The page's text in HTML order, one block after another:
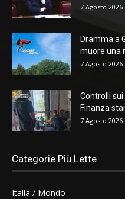
7 Agosto 2026
Dramma a
muore una
7 Agosto 2026
Controlli sui
Finanza
7 Agosto 2026
Categorie Più Lette
Italia / Mondo